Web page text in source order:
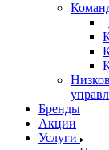
Бренды
Акции
Услуги